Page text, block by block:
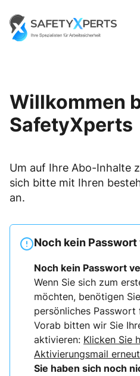
content
Go to landing page.
Willkommen
SafetyXperts
Um auf Ihre Abo-Inhalte
sich bitte mit Ihren
an.
Noch kein
Noch kein Passwort
Wenn Sie sich zum
möchten, benötigen
persönliches Passwort
Vorab bitten wir Sie
aktivieren: Klicken Sie
Aktivierungsmail
Sie haben sich noch